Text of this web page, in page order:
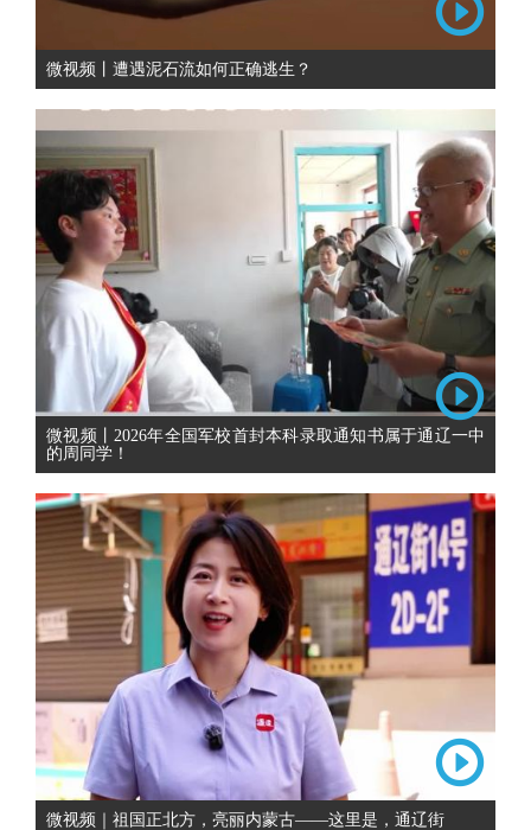
微视频丨遭遇泥石流如何正确逃生？
微视频丨2026年全国军校首封本科录取通知书属于通辽一中
的周同学！
微视频｜祖国正北方，亮丽内蒙古——这里是，通辽街